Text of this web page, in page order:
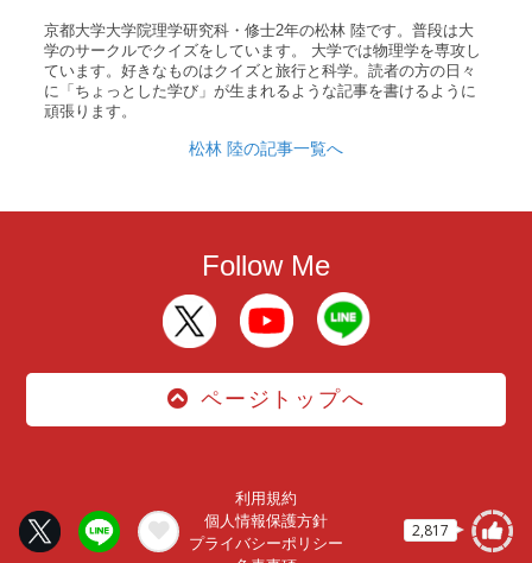
2,817
京都大学大学院理学研究科・修士2年の松林 陸です。普段は大
学のサークルでクイズをしています。 大学では物理学を専攻し
ています。好きなものはクイズと旅行と科学。読者の方の日々
に「ちょっとした学び」が生まれるような記事を書けるように
頑張ります。
松林 陸の記事一覧へ
Follow Me
ページトップへ
利用規約
個人情報保護方針
プライバシーポリシー